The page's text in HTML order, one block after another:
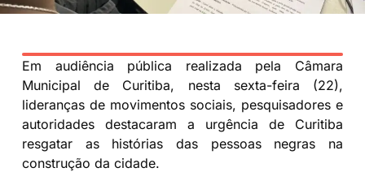
Em audiência pública realizada pela Câmara
Municipal de Curitiba, nesta sexta-feira (22),
lideranças de movimentos sociais, pesquisadores e
autoridades destacaram a urgência de Curitiba
resgatar as histórias das pessoas negras na
construção da cidade.